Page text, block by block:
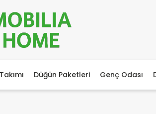
Düğün Paketleri Genç Odası